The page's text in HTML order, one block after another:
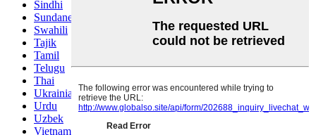
Sindhi
Sundanese
Swahili
Tajik
Tamil
Telugu
Thai
Ukrainian
Urdu
Uzbek
Vietnamese